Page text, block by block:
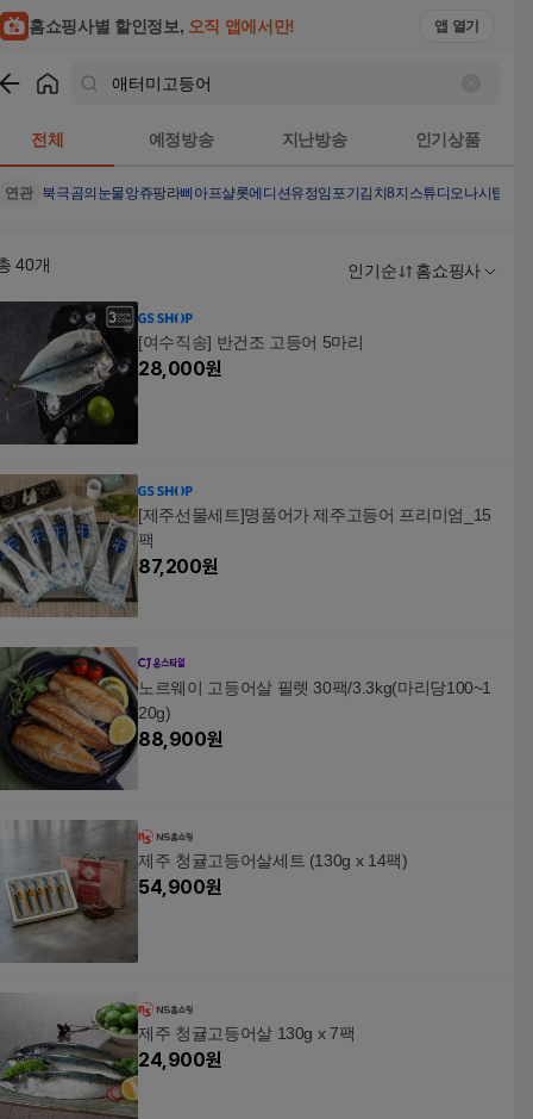
홈쇼핑사별 할인정보, 오직 앱에서만! 앱 열기
전체 예정방송 지난방송 인기상품
연관 북극곰의눈물앙쥬팡라삐아프샬롯에디션유정임포기김치8지스튜디오나시탑4종
40개 인기순 홈쇼핑사
[여수직송] 반건조 고등어 5마리
28,000원
[제주선물세트]명품어가 제주고등어 프리미엄_15
팩
87,200원
노르웨이 고등어살 필렛 30팩/3.3kg(마리당100~1
20g)
88,900원
제주 청귤고등어살세트 (130g x 14팩)
54,900원
제주 청귤고등어살 130g x 7팩
24,900원